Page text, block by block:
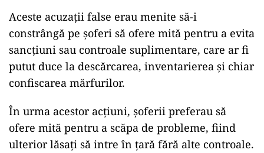
Aceste acuzații false erau menite să-i
constrângă pe șoferi să ofere mită pentru a evita
sancțiuni sau controale suplimentare, care ar fi
putut duce la descărcarea, inventarierea și chiar
confiscarea mărfurilor.
În urma acestor acțiuni, șoferii preferau să
ofere mită pentru a scăpa de probleme, fiind
ulterior lăsați să intre în țară fără alte controale.